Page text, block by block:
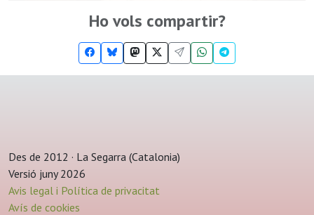
Ho vols compartir?
Des de 2012 · La Segarra (Catalonia)
Versió juny 2026
Avis legal i Política de privacitat
Avís de cookies